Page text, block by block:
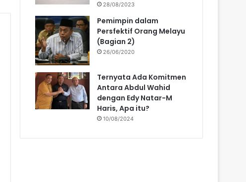
28/08/2023
Pemimpin dalam
Persfektif Orang Melayu
(Bagian 2)
26/06/2020
Ternyata Ada Komitmen
Antara Abdul Wahid
dengan Edy Natar-M
Haris, Apa itu?
10/08/2024